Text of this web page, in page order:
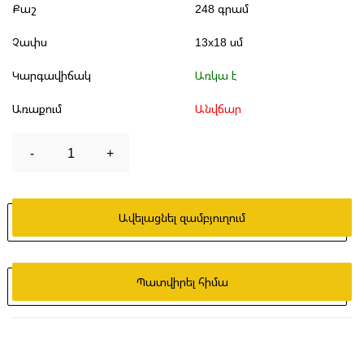
Քաշ 248 գրամ
Չափս 13x18 սմ
Կարգավիճակ Առկա է
Առաքում Անվճար
- 1 +
Ավելացնել զամբյուղում
Պատվիրել հիմա